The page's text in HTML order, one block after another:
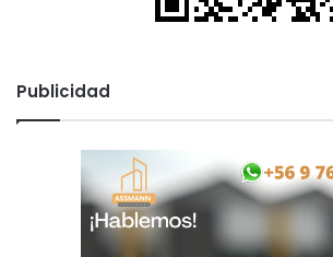
Publicidad